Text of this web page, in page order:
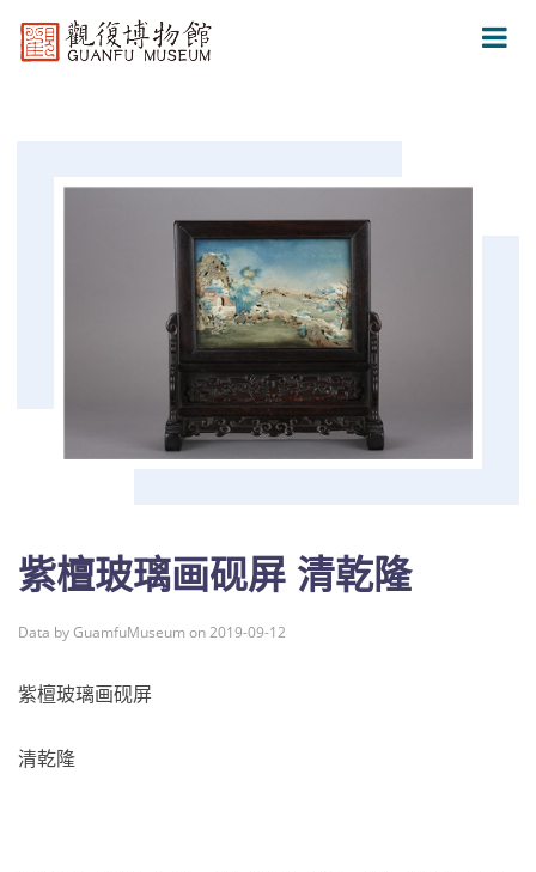
紫檀玻璃画砚屏 清乾隆
Data by GuamfuMuseum on 2019-09-12
紫檀玻璃画砚屏
清乾隆